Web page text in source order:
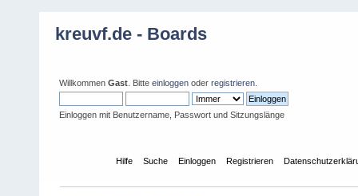
kreuvf.de - Boards
Willkommen Gast . Bitte einloggen oder registrieren
Einloggen mit Benutzername, Passwort und Sitzungslänge
Hilfe Suche Einloggen Registrieren